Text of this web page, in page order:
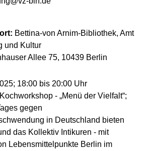
Bettina-von Arnim-Bibliothek, Amt
und Kultur
Allee 75, 10439 Berlin
18:00 bis 20:00 Uhr
Kochworkshop - „Menü der Vielfalt“;
gegen
in Deutschland bieten
das Kollektiv Intikuren - mit
Lebensmittelpunkte Berlin im